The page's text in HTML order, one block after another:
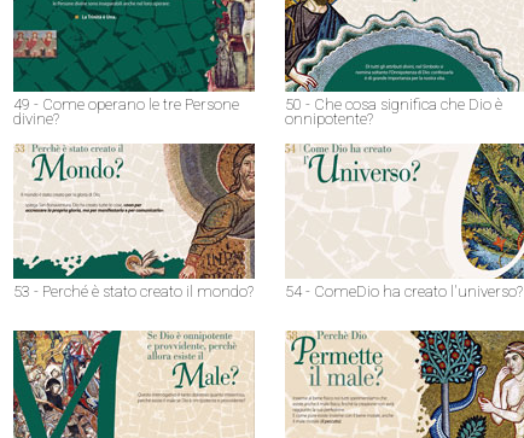
49 - Come operano le tre Persone
divine?
50 - Che cosa significa che Dio è
onnipotente?
53 - Perché è stato creato il mondo? 54 - ComeDio ha creato l'universo?